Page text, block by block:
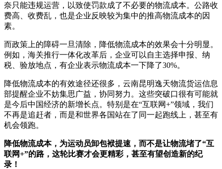
奈只能违规运营，以致使罚款成了不必要的物流成本。公路收
费高、收费乱，也是企业反映较为集中的推高物流成本的因
素。
而政策上的障碍一旦清除，降低物流成本的效果会十分明显。
例如，海关推行一体化改革后，企业可以自主选择申报、纳
税、验放地点，有企业表示物流成本一下降了30%。
降低物流成本的有效途径还很多，云南昆明逸天物流货运信息
部提醒企业不妨集思广益，协同努力。这些突破口很有可能就
是今后中国经济的新增长点。特别是在“互联网+”领域，我们
不再是追赶者，而是和世界各国站在了同一起跑线上，甚至有
机会领跑。
降低物流成本，为运动员卸包袱提速，而不是让物流堵了“互
联网+”的路，这轮比赛才会更精彩，甚至有望创造新的纪
录！